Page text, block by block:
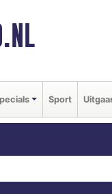
Sport